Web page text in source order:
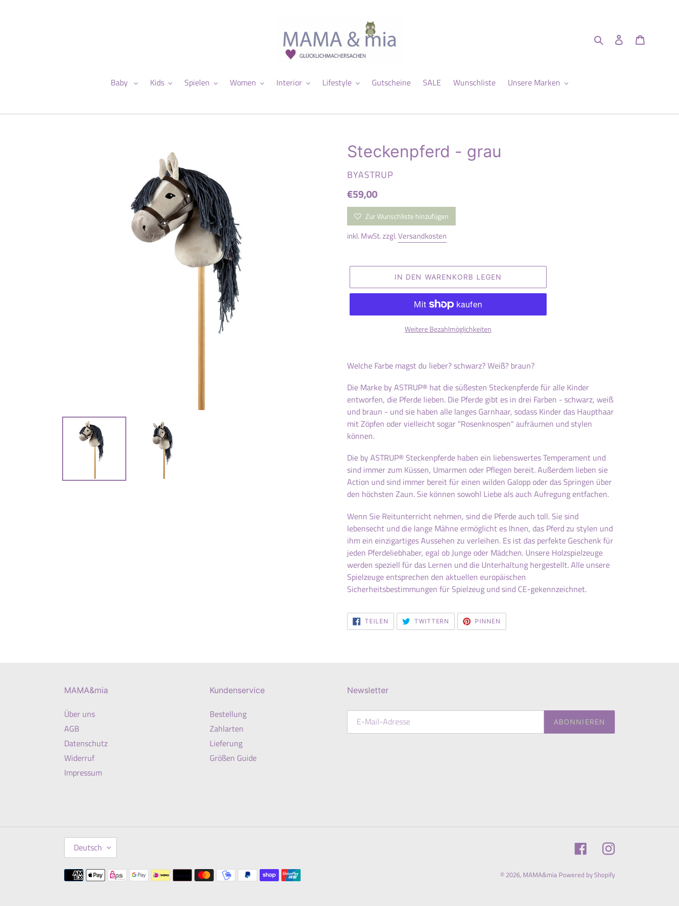
Suchen Einloggen
Baby Kids Spielen Women Interior Lifestyle Gutscheine SALE Wunschliste Unsere Marken
Steckenpferd - grau
VERKÄUFER
BYASTRUP
Normaler
Preis
€59,00
Zur Wunschliste hinzufügen
inkl. MwSt. zzgl.Versandkosten
IN DEN WARENKORB LEGEN
Weitere Bezahlmöglichkeiten
wird
Warenkorb
hinzugefügt
Welche Farbe magst du lieber? schwarz? Weiß? braun?
Die Marke by ASTRUP® hat die süßesten Steckenpferde für alle Kinder
entworfen, die Pferde lieben. Die Pferde gibt es in drei Farben - schwarz, weiß
und braun - und sie haben alle langes Garnhaar, sodass Kinder das Haupthaar
mit Zöpfen oder vielleicht sogar "Rosenknospen" aufräumen und stylen
können.
Die by ASTRUP® Steckenpferde haben ein liebenswertes Temperament und
sind immer zum Küssen, Umarmen oder Pflegen bereit. Außerdem lieben sie
Action und sind immer bereit für einen wilden Galopp oder das Springen über
den höchsten Zaun. Sie können sowohl Liebe als auch Aufregung entfachen.
Wenn Sie Reitunterricht nehmen, sind die Pferde auch toll. Sie sind
lebensecht und die lange Mähne ermöglicht es Ihnen, das Pferd zu stylen und
ihm ein einzigartiges Aussehen zu verleihen. Es ist das perfekte Geschenk für
jeden Pferdeliebhaber, egal ob Junge oder Mädchen. Unsere Holzspielzeuge
werden speziell für das Lernen und die Unterhaltung hergestellt. Alle unsere
Spielzeuge entsprechen den aktuellen europäischen
Sicherheitsbestimmungen für Spielzeug und sind CE-gekennzeichnet.
TEILEN
FACEBOOK
TEILEN
TWITTERN
TWITTER
TWITTERN
PINNEN
PINNEN
MAMA&mia
Über uns
AGB
Datenschutz
Widerruf
Impressum
Kundenservice
Bestellung
Zahlarten
Lieferung
Größen Guide
Newsletter
ABONNIEREN
A
C
Deutsch FacebookInstagram
Zahlungsmethoden © 2026, MAMA&mia Powered by Shopify